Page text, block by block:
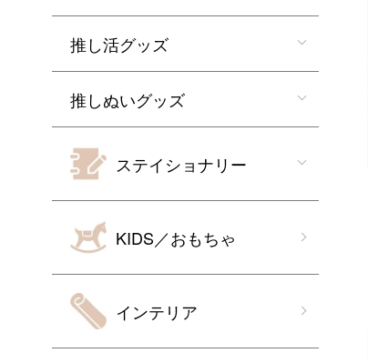
推し活グッズ
推しぬいグッズ
ステイショナリー
KIDS／おもちゃ
インテリア